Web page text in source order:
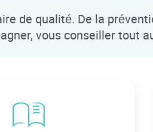
de qualité. De la
vous conseiller tout